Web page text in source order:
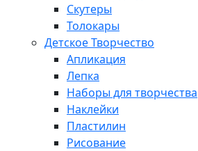
Скутеры
Толокары
Детское Творчество
Апликация
Лепка
Наборы для творчества
Наклейки
Пластилин
Рисование